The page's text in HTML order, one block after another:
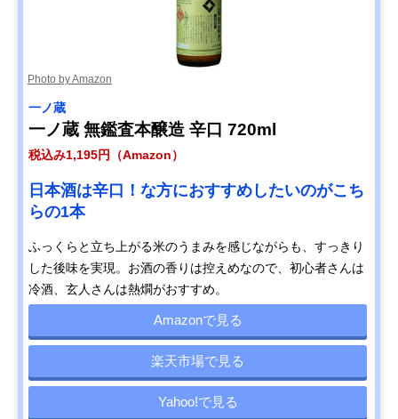
Photo by Amazon
一ノ蔵
一ノ蔵 無鑑査本醸造 辛口 720ml
税込み1,195円（Amazon）
日本酒は辛口！な方におすすめしたいのがこち
らの1本
ふっくらと立ち上がる米のうまみを感じながらも、すっきり
した後味を実現。お酒の香りは控えめなので、初心者さんは
冷酒、玄人さんは熱燗がおすすめ。
Amazonで見る
楽天市場で見る
Yahoo!で見る